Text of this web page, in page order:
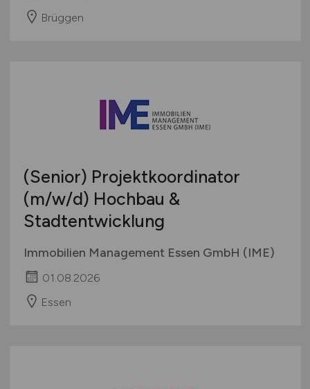
Brüggen
(Senior) Projektkoordinator
(m/w/d) Hochbau &
Stadtentwicklung
Immobilien Management Essen GmbH (IME)
01.08.2026
Essen